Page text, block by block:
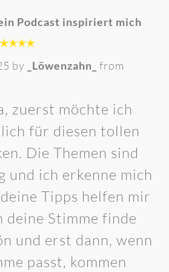
Podcast inspiriert mich
by
_Löwenzahn_ from
zuerst möchte ich
für diesen tollen
Die Themen sind
und ich erkenne mich
Tipps helfen mir
deine Stimme finde
und erst dann, wenn
passt, kommen